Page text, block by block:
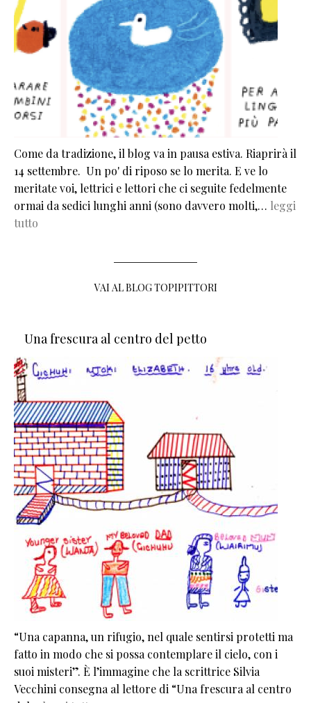
Come da tradizione, il blog va in pausa estiva. Riaprirà il
14 settembre. Un po' di riposo se lo merita. E ve lo
meritate voi, lettrici e lettori che ci seguite fedelmente
ormai da sedici lunghi anni (sono davvero molti,… leggi
tutto
VAI AL BLOG TOPIPITTORI
Una frescura al centro del petto
“Una capanna, un rifugio, nel quale sentirsi protetti ma
fatto in modo che si possa contemplare il cielo, con i
suoi misteri”. È l’immagine che la scrittrice Silvia
Vecchini consegna al lettore di “Una frescura al centro